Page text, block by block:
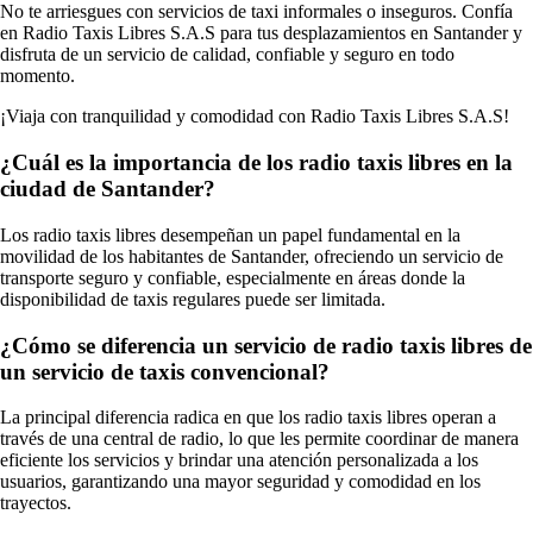
No te arriesgues con servicios de taxi informales o inseguros. Confía
en Radio Taxis Libres S.A.S para tus desplazamientos en Santander y
disfruta de un servicio de calidad, confiable y seguro en todo
momento.
¡Viaja con tranquilidad y comodidad con Radio Taxis Libres S.A.S!
¿Cuál es la importancia de los radio taxis libres en la
ciudad de Santander?
Los radio taxis libres desempeñan un papel fundamental en la
movilidad de los habitantes de Santander, ofreciendo un servicio de
transporte seguro y confiable, especialmente en áreas donde la
disponibilidad de taxis regulares puede ser limitada.
¿Cómo se diferencia un servicio de radio taxis libres de
un servicio de taxis convencional?
La principal diferencia radica en que los radio taxis libres operan a
través de una central de radio, lo que les permite coordinar de manera
eficiente los servicios y brindar una atención personalizada a los
usuarios, garantizando una mayor seguridad y comodidad en los
trayectos.